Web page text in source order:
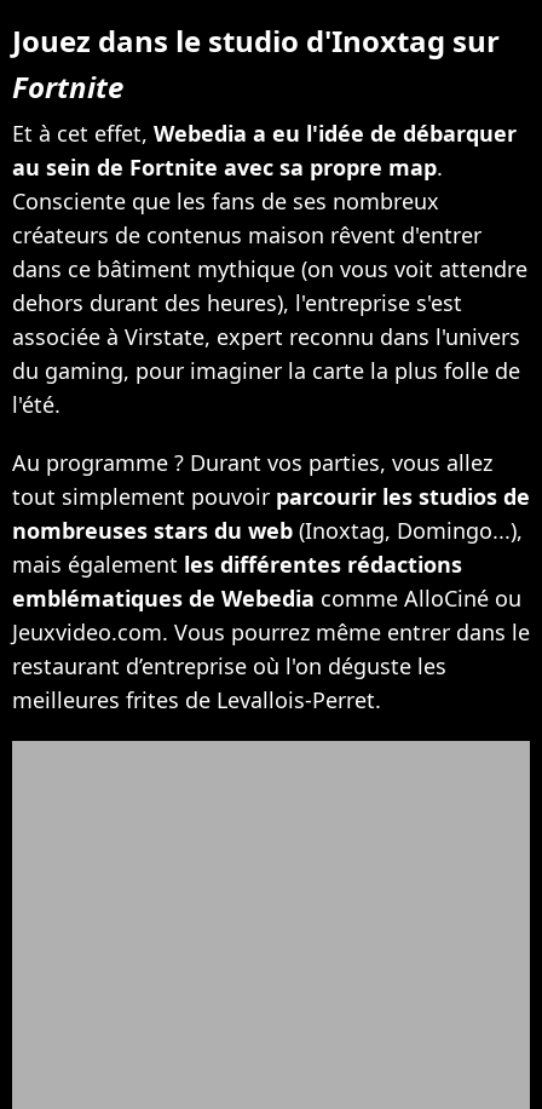
Jouez dans le studio d'Inoxtag sur
Fortnite
Et à cet effet, Webedia a eu l'idée de débarquer
au sein de Fortnite avec sa propre map.
Consciente que les fans de ses nombreux
créateurs de contenus maison rêvent d'entrer
dans ce bâtiment mythique (on vous voit attendre
dehors durant des heures), l'entreprise s'est
associée à Virstate, expert reconnu dans l'univers
du gaming, pour imaginer la carte la plus folle de
l'été.
Au programme ? Durant vos parties, vous allez
tout simplement pouvoir parcourir les studios de
nombreuses stars du web (Inoxtag, Domingo...),
mais également les différentes rédactions
emblématiques de Webedia comme AlloCiné ou
Jeuxvideo.com. Vous pourrez même entrer dans le
restaurant d’entreprise où l'on déguste les
meilleures frites de Levallois-Perret.